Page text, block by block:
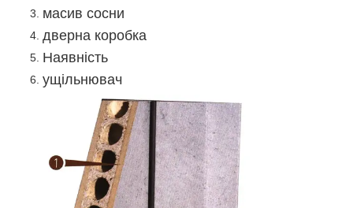
масив сосни
дверна коробка
Наявність
ущільнювач